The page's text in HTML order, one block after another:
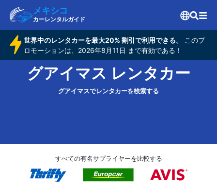
メキシコ
カーレンタルガイド
世界中のレンタカーを最大20% 割引で利用できる。
このプ
ロモーションは、2026年8月11日 まで有効である！
グアイマス レンタカー
グアイマスでレンタカーを検索する
すべての有名サプライヤーを比較する